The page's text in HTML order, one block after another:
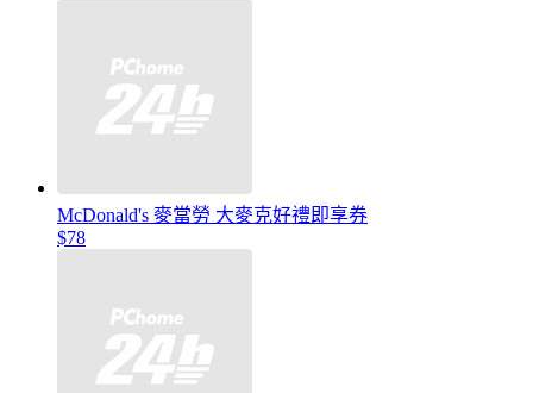
McDonald's 麥當勞 大麥克好禮即享券
$78